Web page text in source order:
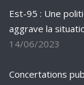
Est-95 : Une
aggrave la
14/06/2023
Concertations